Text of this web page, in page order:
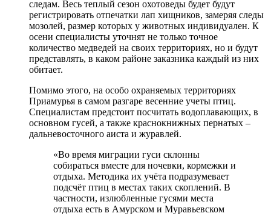
следам. Весь теплый сезон охотоведы будет будут
регистрировать отпечатки лап хищников, замеряя следы
мозолей, размер которых у животных индивидуален. К
осени специалисты уточнят не только точное
количество медведей на своих территориях, но и будут
представлять, в каком районе заказника каждый из них
обитает.
Помимо этого, на особо охраняемых территориях
Приамурья в самом разгаре весенние учеты птиц.
Специалистам предстоит посчитать водоплавающих, в
основном гусей, а также краснокнижных пернатых –
дальневосточного аиста и журавлей.
«Во время миграции гуси склонны
собираться вместе для ночевки, кормежки и
отдыха. Методика их учёта подразумевает
подсчёт птиц в местах таких скоплений. В
частности, излюбленные гусями места
отдыха есть в Амурском и Муравьевском